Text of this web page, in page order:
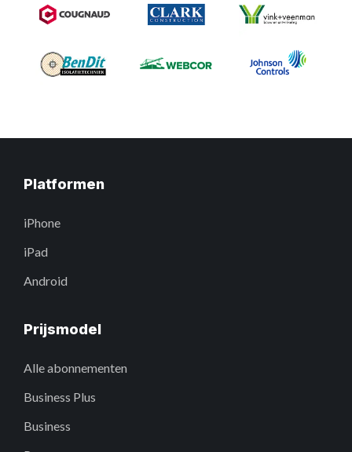
Platformen
iPhone
iPad
Android
Prijsmodel
Alle abonnementen
Business Plus
Business